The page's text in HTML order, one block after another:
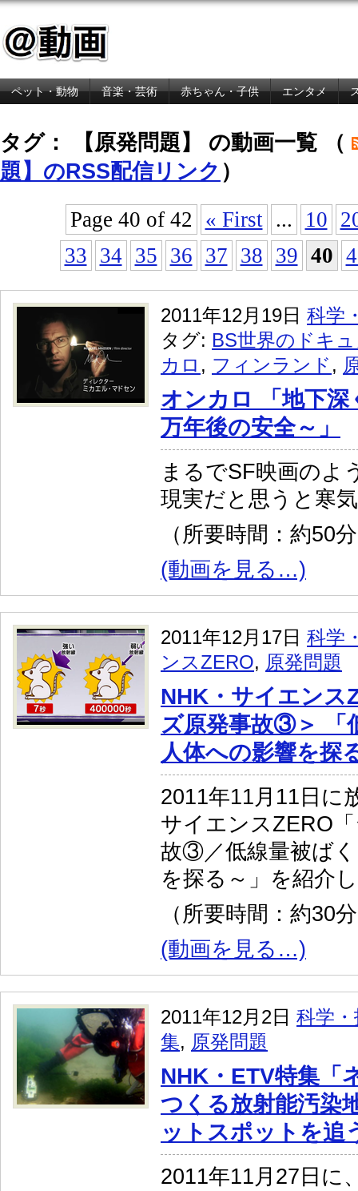
ペット・動物 音楽・芸術 赤ちゃん・子供 エンタメ
タグ： 【原発問題】 の動画一覧 （
題】のRSS配信リンク ）
Page 40 of 42
« First ... 10
33 34 35 36 37 38 39 40
2011年12月19日 科学
タグ: BS世界のドキ
カロ , フィンランド ,
オンカロ 「地下深
万年後の安全～」
まるでSF映画のよ
現実だと思うと寒
（所要時間：約50
(動画を見る…)
2011年12月17日 科学
ンスZERO, 原発問題
NHK・サイエンス
ズ原発事故③＞ 「
人体への影響を探
2011年11月11日に
サイエンスZERO
故③／低線量被ば
を探る～」を紹介
（所要時間：約30
(動画を見る…)
2011年12月2日 科学
集, 原発問題
NHK・ETV特集「
つくる放射能汚染
ットスポットを追
2011年11月27日に